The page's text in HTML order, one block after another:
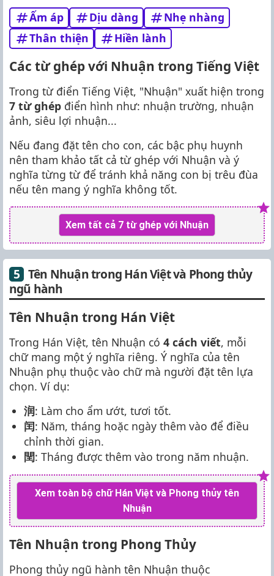
Ấm áp Dịu dàng
Nhẹ nhàng
Thân thiện
Hiền lành
Các từ ghép với Nhuận trong Tiếng Việt
Trong từ điển Tiếng Việt, "Nhuận" xuất hiện trong
7 từ ghép điển hình như: nhuận trường, nhuận
ảnh, siêu lợi nhuận...
Nếu đang đặt tên cho con, các bậc phụ huynh
nên tham khảo tất cả từ ghép với Nhuận và ý
nghĩa từng từ để tránh khả năng con bị trêu đùa
nếu tên mang ý nghĩa không tốt.
Xem tất cả 7 từ ghép với Nhuận
Tên Nhuận trong Hán Việt và Phong thủy
ngũ hành
Tên Nhuận trong Hán Việt
Trong Hán Việt, tên Nhuận có 4 cách viết, mỗi
chữ mang một ý nghĩa riêng. Ý nghĩa của tên
Nhuận phụ thuộc vào chữ mà người đặt tên lựa
chọn. Ví dụ:
润: Làm cho ẩm ướt, tươi tốt.
闰: Năm, tháng hoặc ngày thêm vào để điều
chỉnh thời gian.
閏: Tháng được thêm vào trong năm nhuận.
Xem toàn bộ chữ Hán Việt và Phong thủy tên
Nhuận
Tên Nhuận trong Phong Thủy
Phong thủy ngũ hành tên Nhuận thuộc